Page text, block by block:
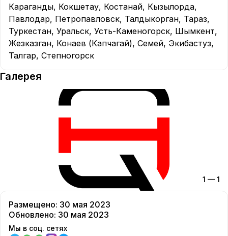
Караганды, Кокшетау, Костанай, Кызылорда,
Павлодар, Петропавловск, Талдыкорган, Тараз,
Туркестан, Уральск, Усть-Каменогорск, Шымкент,
Жезказган, Конаев (Капчагай), Семей, Экибастуз,
Талгар, Степногорск
Галерея
1 — 1
Размещено: 30 мая 2023
Обновлено: 30 мая 2023
Мы в соц. сетях